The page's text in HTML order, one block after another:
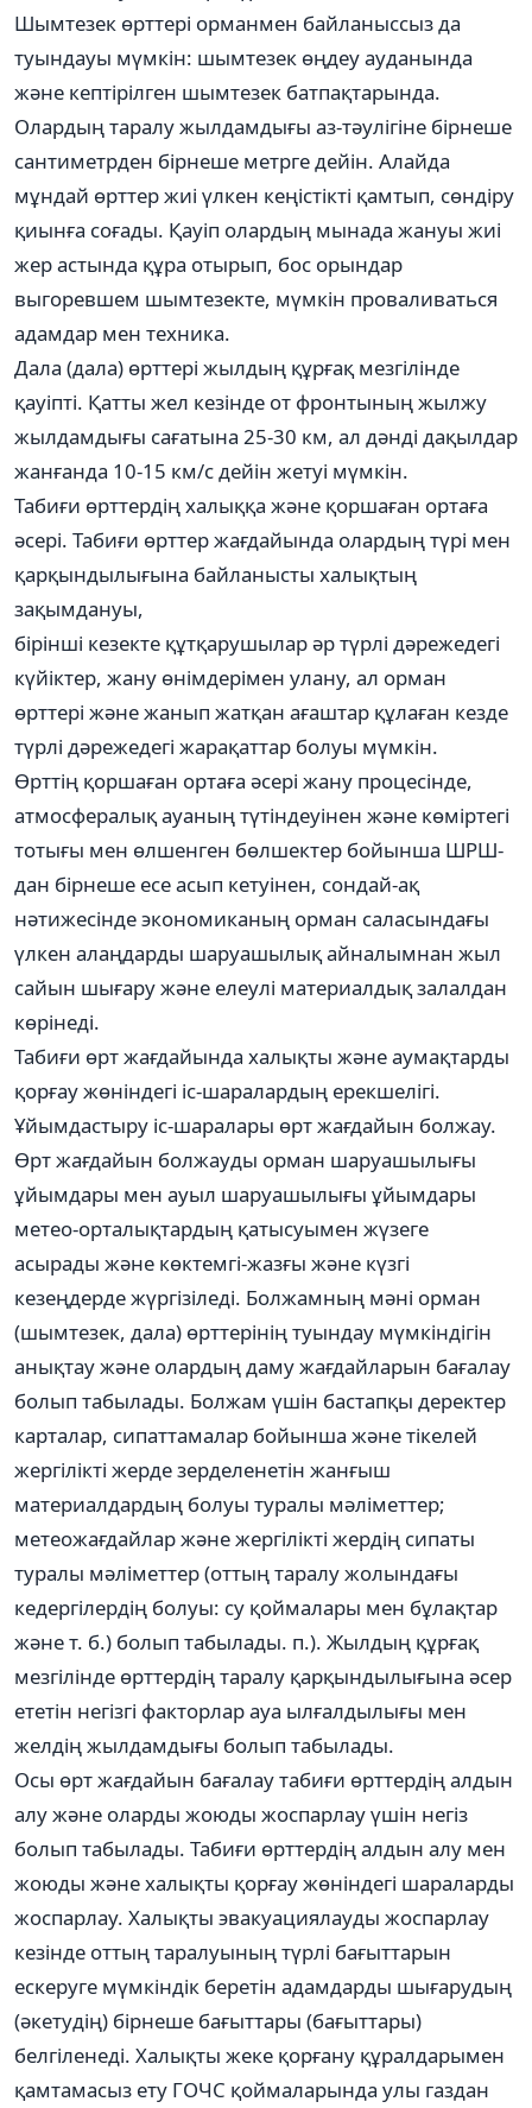
Шымтезек өрттері орманмен байланыссыз да
туындауы мүмкін: шымтезек өңдеу ауданында
және кептірілген шымтезек батпақтарында.
Олардың таралу жылдамдығы аз-тәулігіне бірнеше
сантиметрден бірнеше метрге дейін. Алайда
мұндай өрттер жиі үлкен кеңістікті қамтып, сөндіру
қиынға соғады. Қауіп олардың мынада жануы жиі
жер астында құра отырып, бос орындар
выгоревшем шымтезекте, мүмкін проваливаться
адамдар мен техника.
Дала (дала) өрттері жылдың құрғақ мезгілінде
қауіпті. Қатты жел кезінде от фронтының жылжу
жылдамдығы сағатына 25-30 км, ал дәнді дақылдар
жанғанда 10-15 км/с дейін жетуі мүмкін.
Табиғи өрттердің халыққа және қоршаған ортаға
әсері. Табиғи өрттер жағдайында олардың түрі мен
қарқындылығына байланысты халықтың
зақымдануы,
бірінші кезекте құтқарушылар әр түрлі дәрежедегі
күйіктер, жану өнімдерімен улану, ал орман
өрттері және жанып жатқан ағаштар құлаған кезде
түрлі дәрежедегі жарақаттар болуы мүмкін.
Өрттің қоршаған ортаға әсері жану процесінде,
атмосфералық ауаның түтіндеуінен және көміртегі
тотығы мен өлшенген бөлшектер бойынша ШРШ-
дан бірнеше есе асып кетуінен, сондай-ақ
нәтижесінде экономиканың орман саласындағы
үлкен алаңдарды шаруашылық айналымнан жыл
сайын шығару және елеулі материалдық залалдан
көрінеді.
Табиғи өрт жағдайында халықты және аумақтарды
қорғау жөніндегі іс-шаралардың ерекшелігі.
Ұйымдастыру іс-шаралары өрт жағдайын болжау.
Өрт жағдайын болжауды орман шаруашылығы
ұйымдары мен ауыл шаруашылығы ұйымдары
метео-орталықтардың қатысуымен жүзеге
асырады және көктемгі-жазғы және күзгі
кезеңдерде жүргізіледі. Болжамның мәні орман
(шымтезек, дала) өрттерінің туындау мүмкіндігін
анықтау және олардың даму жағдайларын бағалау
болып табылады. Болжам үшін бастапқы деректер
карталар, сипаттамалар бойынша және тікелей
жергілікті жерде зерделенетін жанғыш
материалдардың болуы туралы мәліметтер;
метеожағдайлар және жергілікті жердің сипаты
туралы мәліметтер (оттың таралу жолындағы
кедергілердің болуы: су қоймалары мен бұлақтар
және т. б.) болып табылады. п.). Жылдың құрғақ
мезгілінде өрттердің таралу қарқындылығына әсер
ететін негізгі факторлар ауа ылғалдылығы мен
желдің жылдамдығы болып табылады.
Осы өрт жағдайын бағалау табиғи өрттердің алдын
алу және оларды жоюды жоспарлау үшін негіз
болып табылады. Табиғи өрттердің алдын алу мен
жоюды және халықты қорғау жөніндегі шараларды
жоспарлау. Халықты эвакуациялауды жоспарлау
кезінде оттың таралуының түрлі бағыттарын
ескеруге мүмкіндік беретін адамдарды шығарудың
(әкетудің) бірнеше бағыттары (бағыттары)
белгіленеді. Халықты жеке қорғану құралдарымен
қамтамасыз ету ГОЧС қоймаларында улы газдан